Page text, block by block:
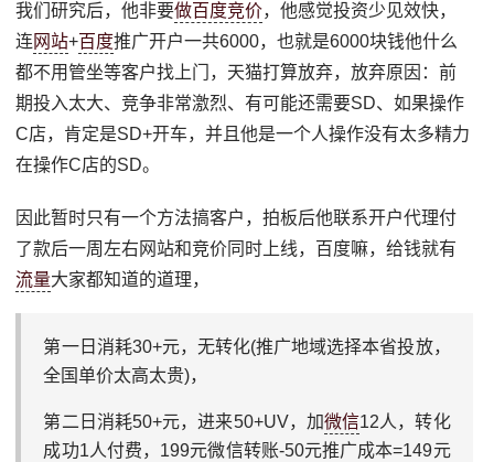
我们研究后，他非要做百度竞价，他感觉投资少见效快，
连 网站+百度推广开户一共6000，也就是6000块钱他什么
都不用管坐等客户找上门，天猫打算放弃，放弃原因：前
期投入太大、竞争非常激烈、有可能还需要SD、如果操作
C店，肯定是SD+开车，并且他是一个人操作没有太多精力
在操作C店的SD。
因此暂时只有一个方法搞客户，拍板后他联系开户代理付
了款后一周左右网站和竞价同时上线，百度嘛，给钱就有
流量大家都知道的道理，
第一日消耗30+元，无转化(推广地域选择本省投放，
全国单价太高太贵)，
第二日消耗50+元，进来50+UV，加微信12人，转化
成功1人付费，199元微信转账-50元推广成本=149元